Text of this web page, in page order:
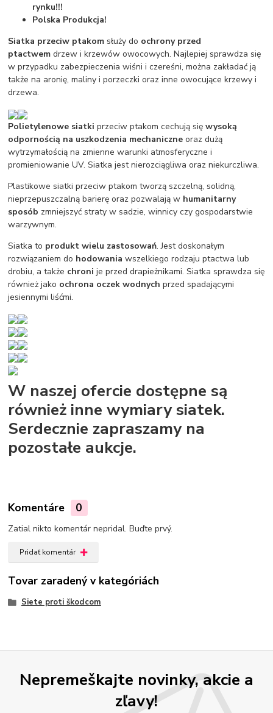
rynku!!!
Polska Produkcja!
Siatka przeciw ptakom służy do ochrony przed
ptactwem drzew i krzewów owocowych. Najlepiej sprawdza się
w przypadku zabezpieczenia wiśni i czereśni, można zakładać ją
także na aronię, maliny i porzeczki oraz inne owocujące krzewy i
drzewa.
Polietylenowe siatki przeciw ptakom cechują sięwysoką
odpornością na uszkodzenia mechaniczne oraz dużą
wytrzymałością na zmienne warunki atmosferyczne i
promieniowanie UV. Siatka jest nierozciągliwa oraz niekurczliwa.
Plastikowe siatki przeciw ptakom tworzą szczelną, solidną,
nieprzepuszczalną barierę oraz pozwalają w humanitarny
sposób zmniejszyć straty w sadzie, winnicy czy gospodarstwie
warzywnym.
Siatka to produkt wielu zastosowań. Jest doskonałym
rozwiązaniem do hodowania wszelkiego rodzaju ptactwa lub
drobiu, a także chroni je przed drapieżnikami. Siatka sprawdza się
również jako ochrona oczek wodnych przed spadającymi
jesiennymi liśćmi.
W naszej ofercie dostępne są
również inne wymiary siatek.
Serdecznie zapraszamy na
pozostałe aukcje.
Komentáre 0
Zatial nikto komentár nepridal. Buďte prvý.
Pridať komentár
Tovar zaradený v kategóriách
Siete proti škodcom
Nepremeškajte novinky, akcie a
zľavy!